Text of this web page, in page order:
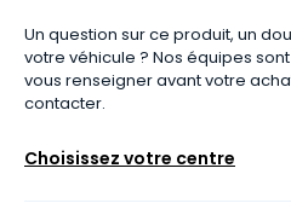
Un question sur ce produit, un
votre véhicule ? Nos équipes
vous renseigner avant votre
contacter.
Choisissez votre centre